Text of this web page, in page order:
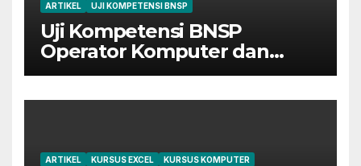
ARTIKEL UJI KOMPETENSI BNSP
Uji Kompetensi BNSP
Operator Komputer dan
Digital Marketing di Bekasi
ARTIKEL KURSUS EXCEL
KURSUS KOMPUTER